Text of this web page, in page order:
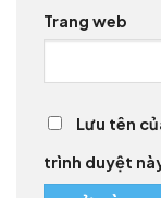
Trang web
Lưu tên
trình duyệt